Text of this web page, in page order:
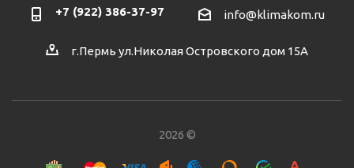
+7 (922) 386-37-97 info@klimakom.ru
г.Пермь ул.Николая Островского дом 15А
2026 ©